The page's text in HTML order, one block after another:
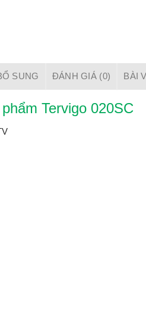
SUNG ĐÁNH GIÁ (0) BÀI
Tervigo 020SC